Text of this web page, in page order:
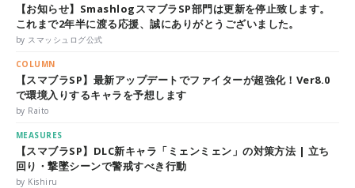
【お知らせ】SmashlogスマブラSP部門は更新を停止致します。
これまで2年半に渡る応援、誠にありがとうございました。
by スマッシュログ公式
COLUMN
【スマブラSP】最新アップデートでファイターが超強化！Ver8.0
で環境入りするキャラを予想します
by Raito
MEASURES
【スマブラSP】DLC新キャラ「ミェンミェン」の対策方法 | 立ち
回り・撃墜シーンで警戒すべき行動
by Kishiru